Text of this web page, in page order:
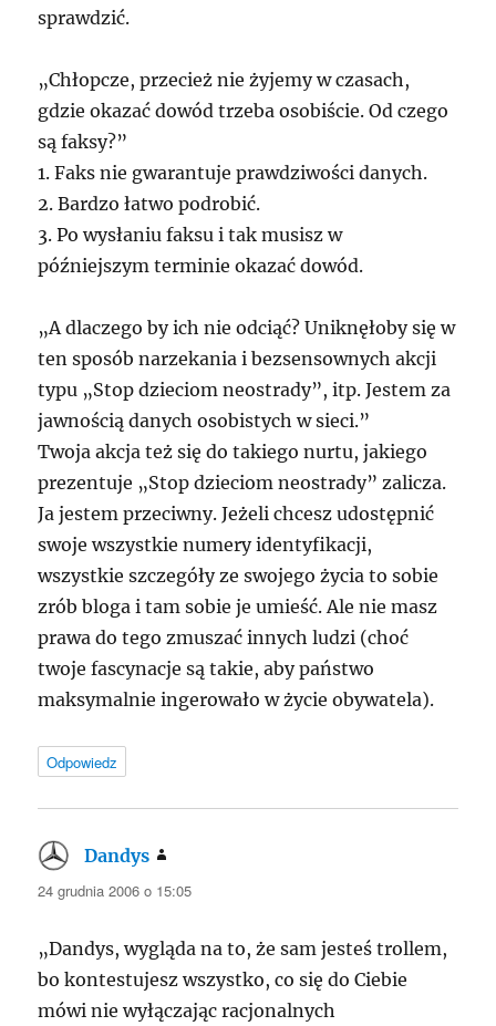
sprawdzić.
„Chłopcze, przecież nie żyjemy w czasach,
gdzie okazać dowód trzeba osobiście. Od czego
są faksy?”
1. Faks nie gwarantuje prawdziwości danych.
2. Bardzo łatwo podrobić.
3. Po wysłaniu faksu i tak musisz w
późniejszym terminie okazać dowód.
„A dlaczego by ich nie odciąć? Uniknęłoby się w
ten sposób narzekania i bezsensownych akcji
typu „Stop dzieciom neostrady”, itp. Jestem za
jawnością danych osobistych w sieci.”
Twoja akcja też się do takiego nurtu, jakiego
prezentuje „Stop dzieciom neostrady” zalicza.
Ja jestem przeciwny. Jeżeli chcesz udostępnić
swoje wszystkie numery identyfikacji,
wszystkie szczegóły ze swojego życia to sobie
zrób bloga i tam sobie je umieść. Ale nie masz
prawa do tego zmuszać innych ludzi (choć
twoje fascynacje są takie, aby państwo
maksymalnie ingerowało w życie obywatela).
Odpowiedz
Dandys
24 grudnia 2006 o 15:05
„Dandys, wygląda na to, że sam jesteś trollem,
bo kontestujesz wszystko, co się do Ciebie
mówi nie wyłączając racjonalnych